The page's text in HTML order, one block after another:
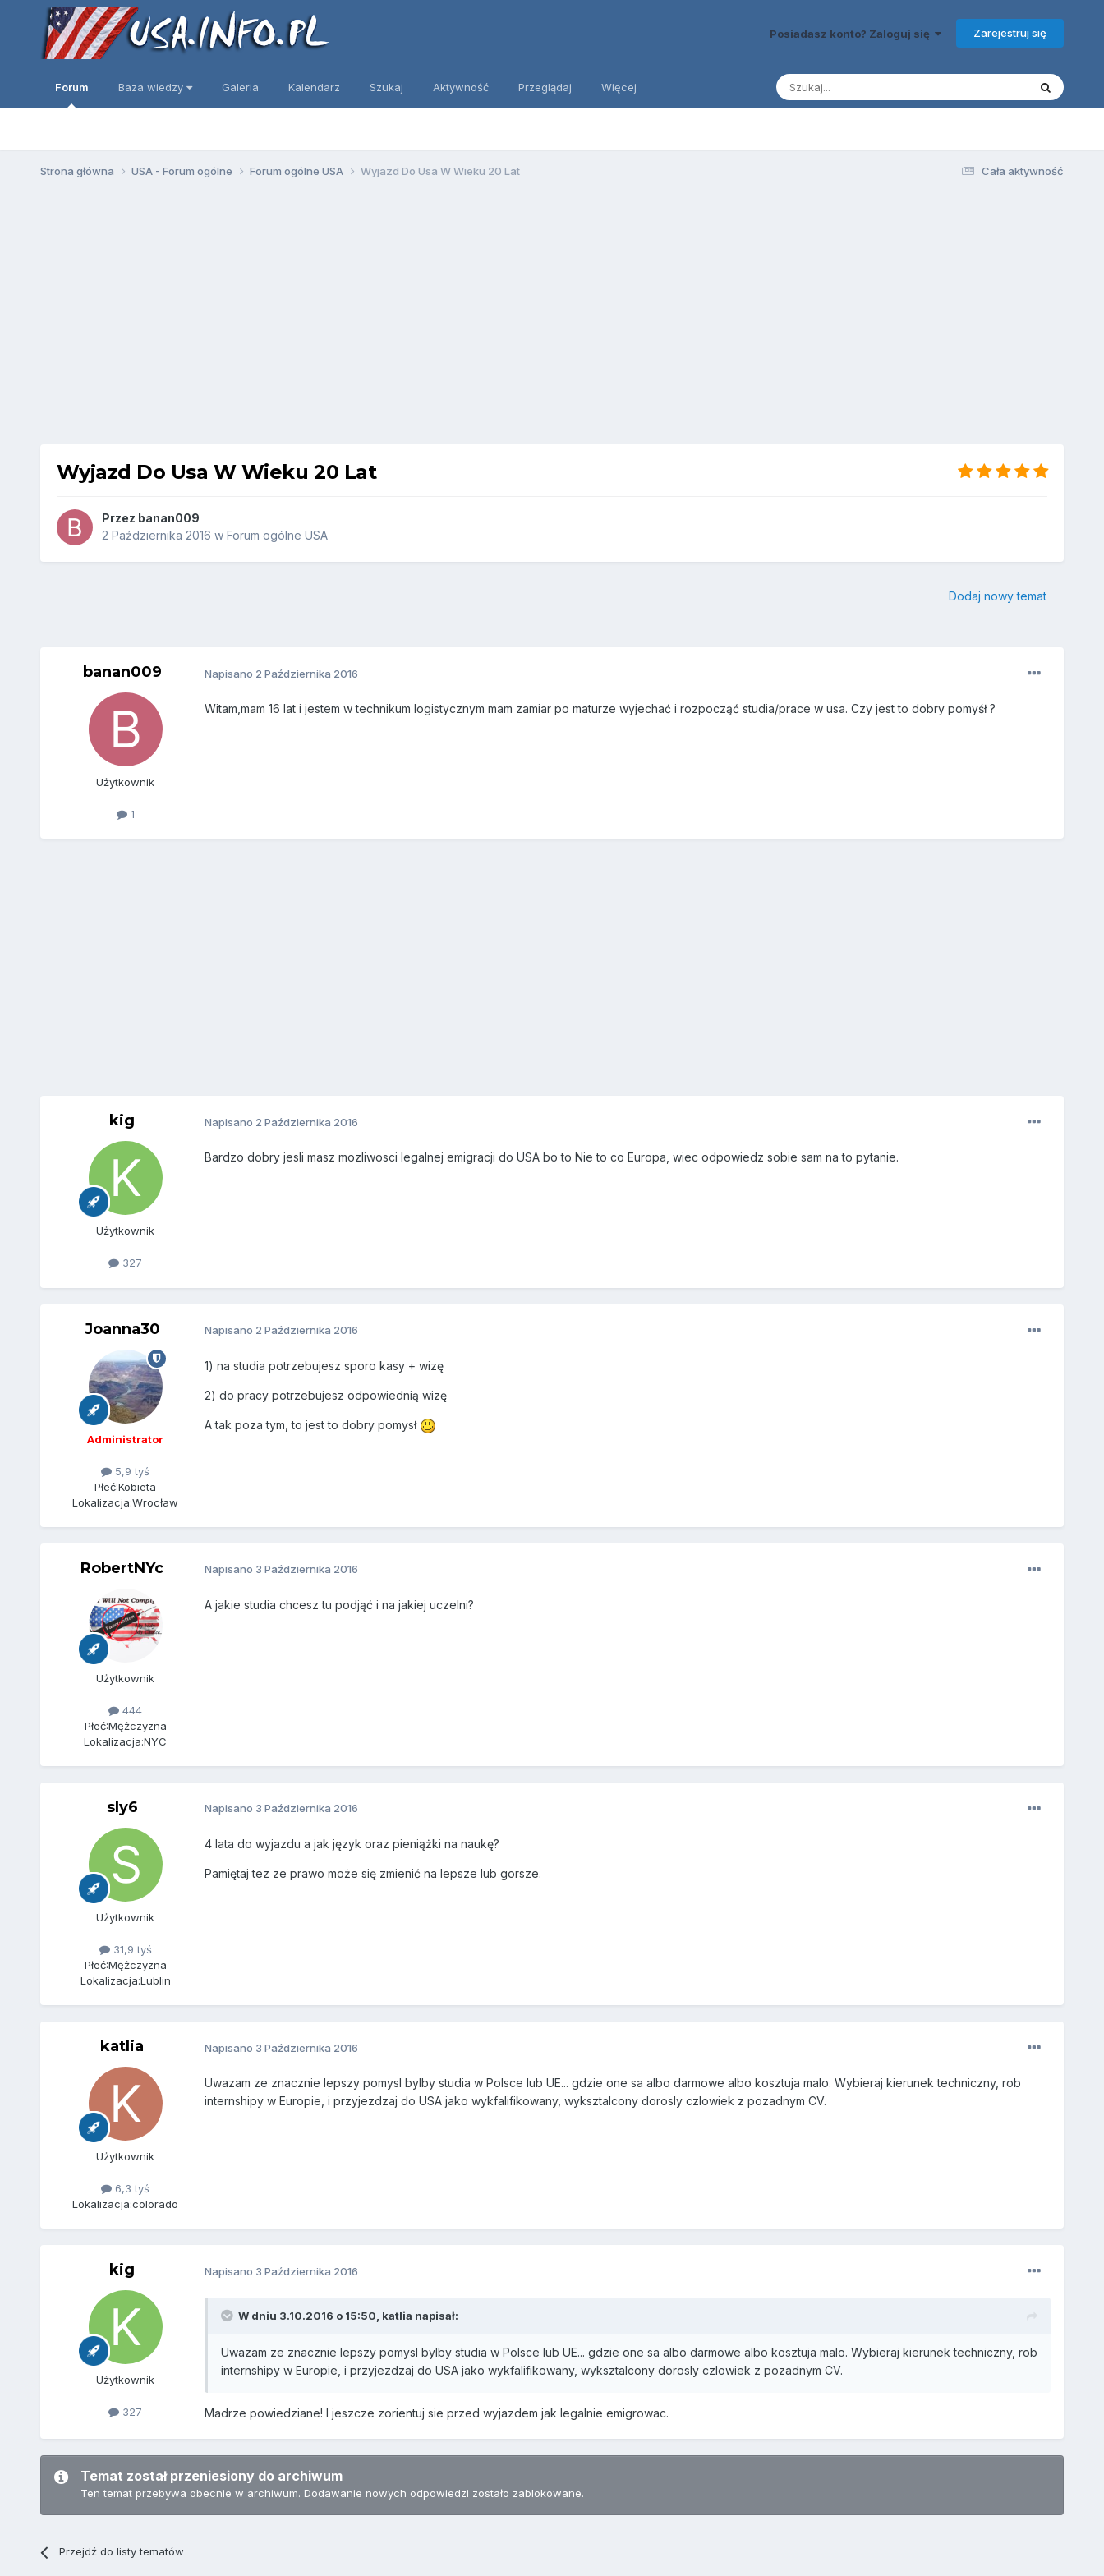
Posiadasz konto? Zaloguj się Zarejestruj się
Forum Baza wiedzy Galeria Kalendarz Szukaj Aktywność Przeglądaj Więcej
Cała aktywność
Strona główna USA - Forum ogólne Forum ogólne USA Wyjazd Do Usa W Wieku 20 Lat
Wyjazd Do Usa W Wieku 20 Lat
Przez banan009
2 Października 2016 w Forum ogólne USA
Dodaj nowy temat
banan009
Użytkownik
1
Napisano 2 Października 2016
Witam,mam 16 lat i jestem w technikum logistycznym mam zamiar po maturze wyjechać i rozpocząć studia/prace w usa. Czy jest to dobry pomyśł ?
kig
Użytkownik
327
Napisano 2 Października 2016
Bardzo dobry jesli masz mozliwosci legalnej emigracji do USA bo to Nie to co Europa, wiec odpowiedz sobie sam na to pytanie.
Joanna30
Administrator
5,9 tyś
Płeć:Kobieta
Lokalizacja:Wrocław
Napisano 2 Października 2016
1) na studia potrzebujesz sporo kasy + wizę
2) do pracy potrzebujesz odpowiednią wizę
A tak poza tym, to jest to dobry pomysł
RobertNYc
Użytkownik
444
Płeć:Mężczyzna
Lokalizacja:NYC
Napisano 3 Października 2016
A jakie studia chcesz tu podjąć i na jakiej uczelni?
sly6
Użytkownik
31,9 tyś
Płeć:Mężczyzna
Lokalizacja:Lublin
Napisano 3 Października 2016
4 lata do wyjazdu a jak język oraz pieniążki na naukę?
Pamiętaj tez ze prawo może się zmienić na lepsze lub gorsze.
katlia
Użytkownik
6,3 tyś
Lokalizacja:colorado
Napisano 3 Października 2016
Uwazam ze znacznie lepszy pomysl bylby studia w Polsce lub UE... gdzie one sa albo darmowe albo kosztuja malo. Wybieraj kierunek techniczny, rob
internshipy w Europie, i przyjezdzaj do USA jako wykfalifikowany, wyksztalcony dorosly czlowiek z pozadnym CV.
kig
Użytkownik
327
Napisano 3 Października 2016
W dniu 3.10.2016 o 15:50, katlia napisał:
Uwazam ze znacznie lepszy pomysl bylby studia w Polsce lub UE... gdzie one sa albo darmowe albo kosztuja malo. Wybieraj kierunek techniczny, rob
internshipy w Europie, i przyjezdzaj do USA jako wykfalifikowany, wyksztalcony dorosly czlowiek z pozadnym CV.
Madrze powiedziane! I jeszcze zorientuj sie przed wyjazdem jak legalnie emigrowac.
Temat został przeniesiony do archiwum
Ten temat przebywa obecnie w archiwum. Dodawanie nowych odpowiedzi zostało zablokowane.
Przejdź do listy tematów